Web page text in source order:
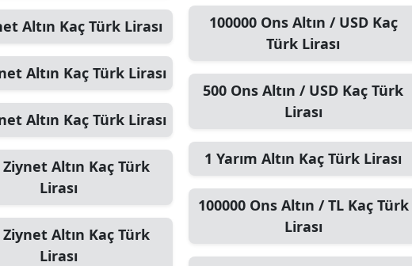
Altın Kaç Türk Lirası
Altın Kaç Türk Lirası
Altın Kaç Türk Lirası
Ziynet Altın Kaç Türk
Lirası
Ziynet Altın Kaç Türk
Lirası
100000 Ons Altın / USDKaç
Türk Lirası
500 Ons Altın / USD Kaç Türk
Lirası
1Yarım Altın Kaç Türk Lirası
100000 Ons Altın / TLKaç Türk
Lirası